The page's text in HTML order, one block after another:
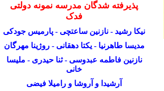
پذیرفته شدگان مدرسه نمونه دولتی
فدک
نیکا رشید - نازنین ساعتچی - پارمیس جودکی
مدیسا طاهرنیا - یکتا دهقانی - روژینا مهرگان
نازنین فاطمه عبدوسی - ثنا حیدری - ملیسا
خانی
آرشیدا و آروشا و رامیلا فیضی